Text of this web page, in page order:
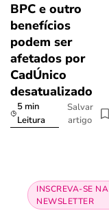
BPC e outro
benefícios
podem ser
afetados por
CadÚnico
desatualizado
5 min
Leitura
Salvar
artigo
INSCREVA-SE NA
NEWSLETTER